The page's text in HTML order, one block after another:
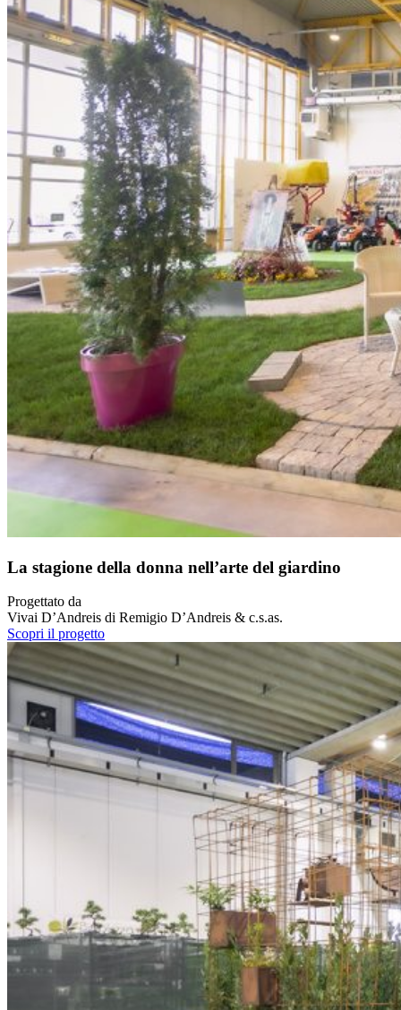
La stagione della donna nell’arte del giardino
Progettato da
Vivai D’Andreis di Remigio D’Andreis & c.s.as.
Scopri il progetto